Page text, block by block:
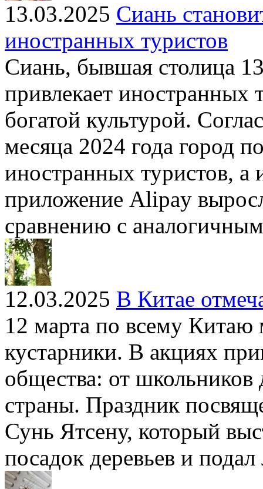
13.03.2025 Сиань
иностранных туристов
Сиань, бывшая столица
привлекает иностранных
богатой культурой.
месяца 2024 года город
иностранных туристов, а
приложение Alipay
сравнению с
12.03.2025 В Китае
12 марта по всему Китаю
кустарники. В акциях
общества: от школьников
страны. Праздник
Сунь Ятсену, который
посадок деревьев и